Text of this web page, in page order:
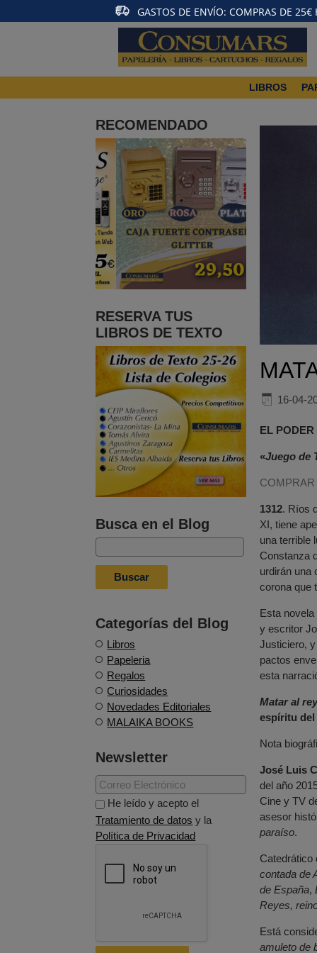
GASTOS DE ENVÍO: COMPRAS DE
LIBROS
RECOMENDADO
RESERVA TUS
LIBROS DE TEXTO
Busca en el Blog
Categorías del Blog
Libros
Papeleria
Regalos
Curiosidades
Novedades Editoriales
MALAIKA BOOKS
Newsletter
He leído y acepto el
Tratamiento de datos y la
Política de Privacidad
16-04-
EL
«Juego de
COMPRAR
1312. Ríos
XI, tiene
una terrible
Constanza
urdirán una
corona que
Esta
y escritor
Justiciero,
pactos
esta
Matar al
espíritu del
Nota
José Luis
del año
Cine y TV
asesor
paraíso.
contada de
de España,
Reyes,
Está
amuleto de